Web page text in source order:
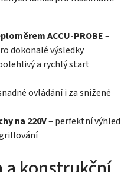
ACCU-PROBE–
dokonalé výsledky
a rychlý start
ovládání i za snížené
na 220V– perfektní výhled